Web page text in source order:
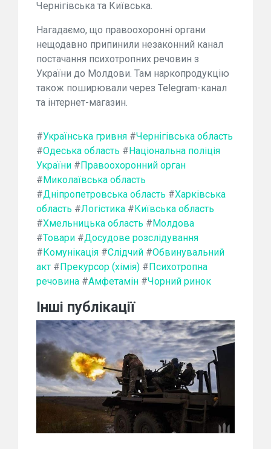
Чернігівська та Київська.
Нагадаємо, що правоохоронні органи
нещодавно припинили незаконний канал
постачання психотропних речовин з
України до Молдови. Там наркопродукцію
також поширювали через Telegram-канал
та інтернет-магазин.
#Українська гривня #Чернігівська область
#Одеська область #Національна поліція
України #Правоохоронний орган
#Миколаївська область
#Дніпропетровська область #Харківська
область #Логістика #Київська область
#Хмельницька область #Молдова
#Товари #Досудове розслідування
#Комунікація #Слідчий #Обвинувальний
акт #Прекурсор (хімія) #Психотропна
речовина #Амфетамін #Чорний ринок
Інші публікації